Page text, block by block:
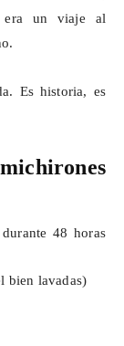
era un viaje al
Es historia, es
michirones
48 horas
bien lavadas)